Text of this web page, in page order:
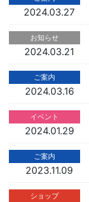
2024.03.27
お知らせ
2024.03.21
ご案内
2024.03.16
イベント
2024.01.29
ご案内
2023.11.09
ショップ